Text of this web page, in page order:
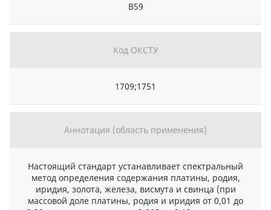
В59
Код ОКСТУ
1709;1751
Аннотация (область применения)
Настоящий стандарт устанавливает спектральный
метод определения содержания платины, родия,
иридия, золота, железа, висмута и свинца (при
массовой доле платины, родия и иридия от 0,01 до